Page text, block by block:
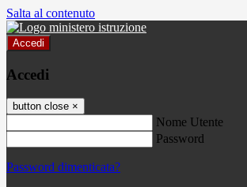
Salta al contenuto
Accedi
Accedi
button close ×
Nome Utente
Password
Password dimenticata?